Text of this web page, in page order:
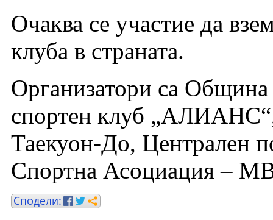
Очаква се участие да
клуба в страната.
Организатори са
спортен клуб „АЛИАНС“,
Таекуон-До, Централен
Спортна Асоциация –